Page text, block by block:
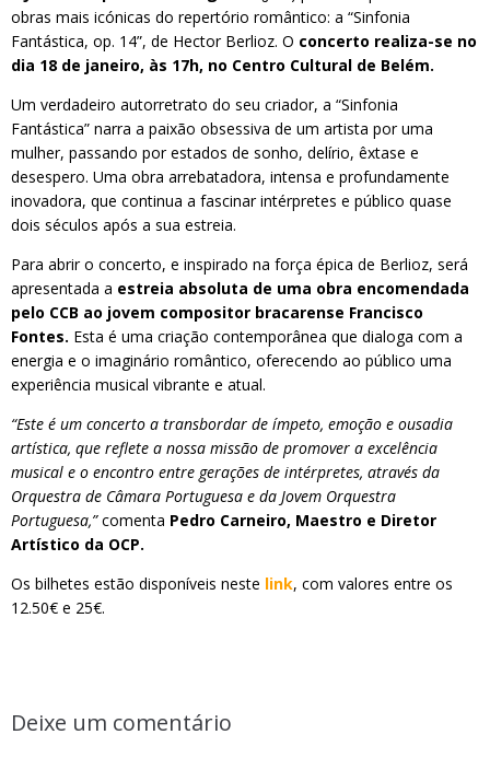
obras mais icónicas do repertório romântico: a “Sinfonia
Fantástica, op. 14”, de Hector Berlioz. O concerto realiza-se no
dia 18 de janeiro, às 17h, no Centro Cultural de Belém.
Um verdadeiro autorretrato do seu criador, a “Sinfonia
Fantástica” narra a paixão obsessiva de um artista por uma
mulher, passando por estados de sonho, delírio, êxtase e
desespero. Uma obra arrebatadora, intensa e profundamente
inovadora, que continua a fascinar intérpretes e público quase
dois séculos após a sua estreia.
Para abrir o concerto, e inspirado na força épica de Berlioz, será
apresentada a estreia absoluta de uma obra encomendada
pelo CCB ao jovem compositor bracarense Francisco
Fontes. Esta é uma criação contemporânea que dialoga com a
energia e o imaginário romântico, oferecendo ao público uma
experiência musical vibrante e atual.
“Este é um concerto a transbordar de ímpeto, emoção e ousadia
artística, que reflete a nossa missão de promover a excelência
musical e o encontro entre gerações de intérpretes, através da
Orquestra de Câmara Portuguesa e da Jovem Orquestra
Portuguesa,”comenta Pedro Carneiro, Maestro e Diretor
Artístico da OCP.
Os bilhetes estão disponíveis neste link, com valores entre os
12.50€ e 25€.
Deixe um comentário